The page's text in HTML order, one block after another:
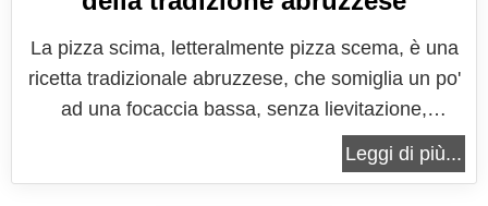
La pizza scima, letteralmente pizza scema, è una
ricetta tradizionale abruzzese, che somiglia un po'
ad una focaccia bassa, senza lievitazione,
utilizzata, nella sua semplicità, in sostituzione del
pane. Si tratta di una pizza dalla consistenza un
Leggi di più...